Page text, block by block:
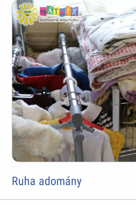
Ruha adomány